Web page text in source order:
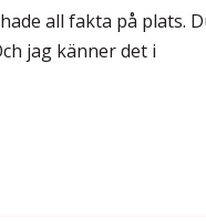
all fakta på plats.
jag känner det i